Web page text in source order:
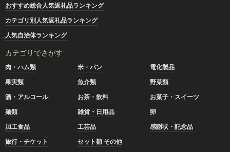
おすすめ総合人気返礼品ランキング
カテゴリ別人気返礼品ランキング
人気自治体ランキング
カテゴリでさがす
肉・ハム類 米・パン
電化製品
果実類
魚介類
野菜類
酒・アルコール
お茶・飲料
お菓子・スイーツ
麺類
雑貨・日用品
卵
加工食品
工芸品
感謝状・記念品
旅行・チケット
セット類 その他